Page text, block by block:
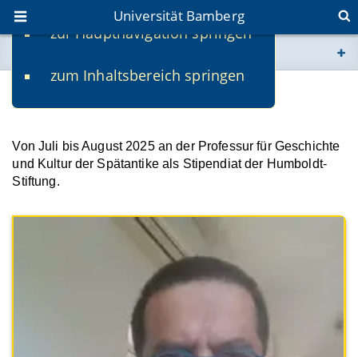
zur Hauptnavigation springen
zum Inhaltsbereich springen
Universität Bamberg
www.uni-bamberg.de
fis.uni-bamberg.de
Prof. Dr. Uri Yiftach
Von Juli bis August 2025 an der Professur für Geschichte
und Kultur der Spätantike als Stipendiat der Humboldt-
Stiftung.